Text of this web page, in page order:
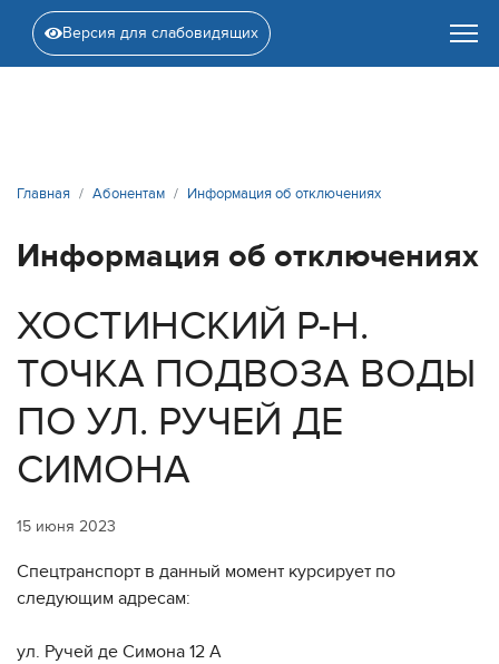
Версия для слабовидящих
Главная Абонентам Информация об отключениях
Информация об отключениях
ХОСТИНСКИЙ Р-Н.
ТОЧКА ПОДВОЗА ВОДЫ
ПО УЛ. РУЧЕЙ ДЕ
СИМОНА
15 июня 2023
Спецтранспорт в данный момент курсирует по
следующим адресам:
ул. Ручей де Симона 12 А